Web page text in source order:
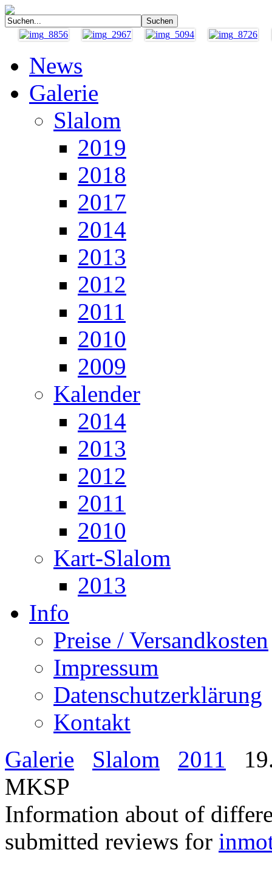
News
Galerie
Slalom
2019
2018
2017
2014
2013
2012
2011
2010
2009
Kalender
2014
2013
2012
2011
2010
Kart-Slalom
2013
Info
Preise / Versandkosten
Impressum
Datenschutzerklärung
Kontakt
Galerie
Slalom 2011
MKSP
Information about of
submitted reviews for